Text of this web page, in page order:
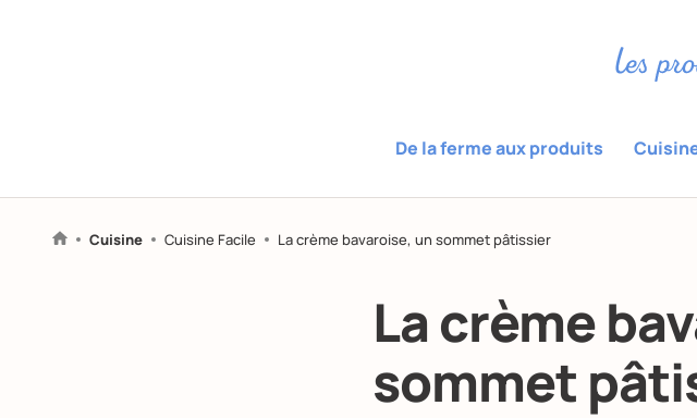
De la ferme aux produits
Cuisine Cuisine Facile La crème bavaroise, un sommet pâtissier
La crème
sommet